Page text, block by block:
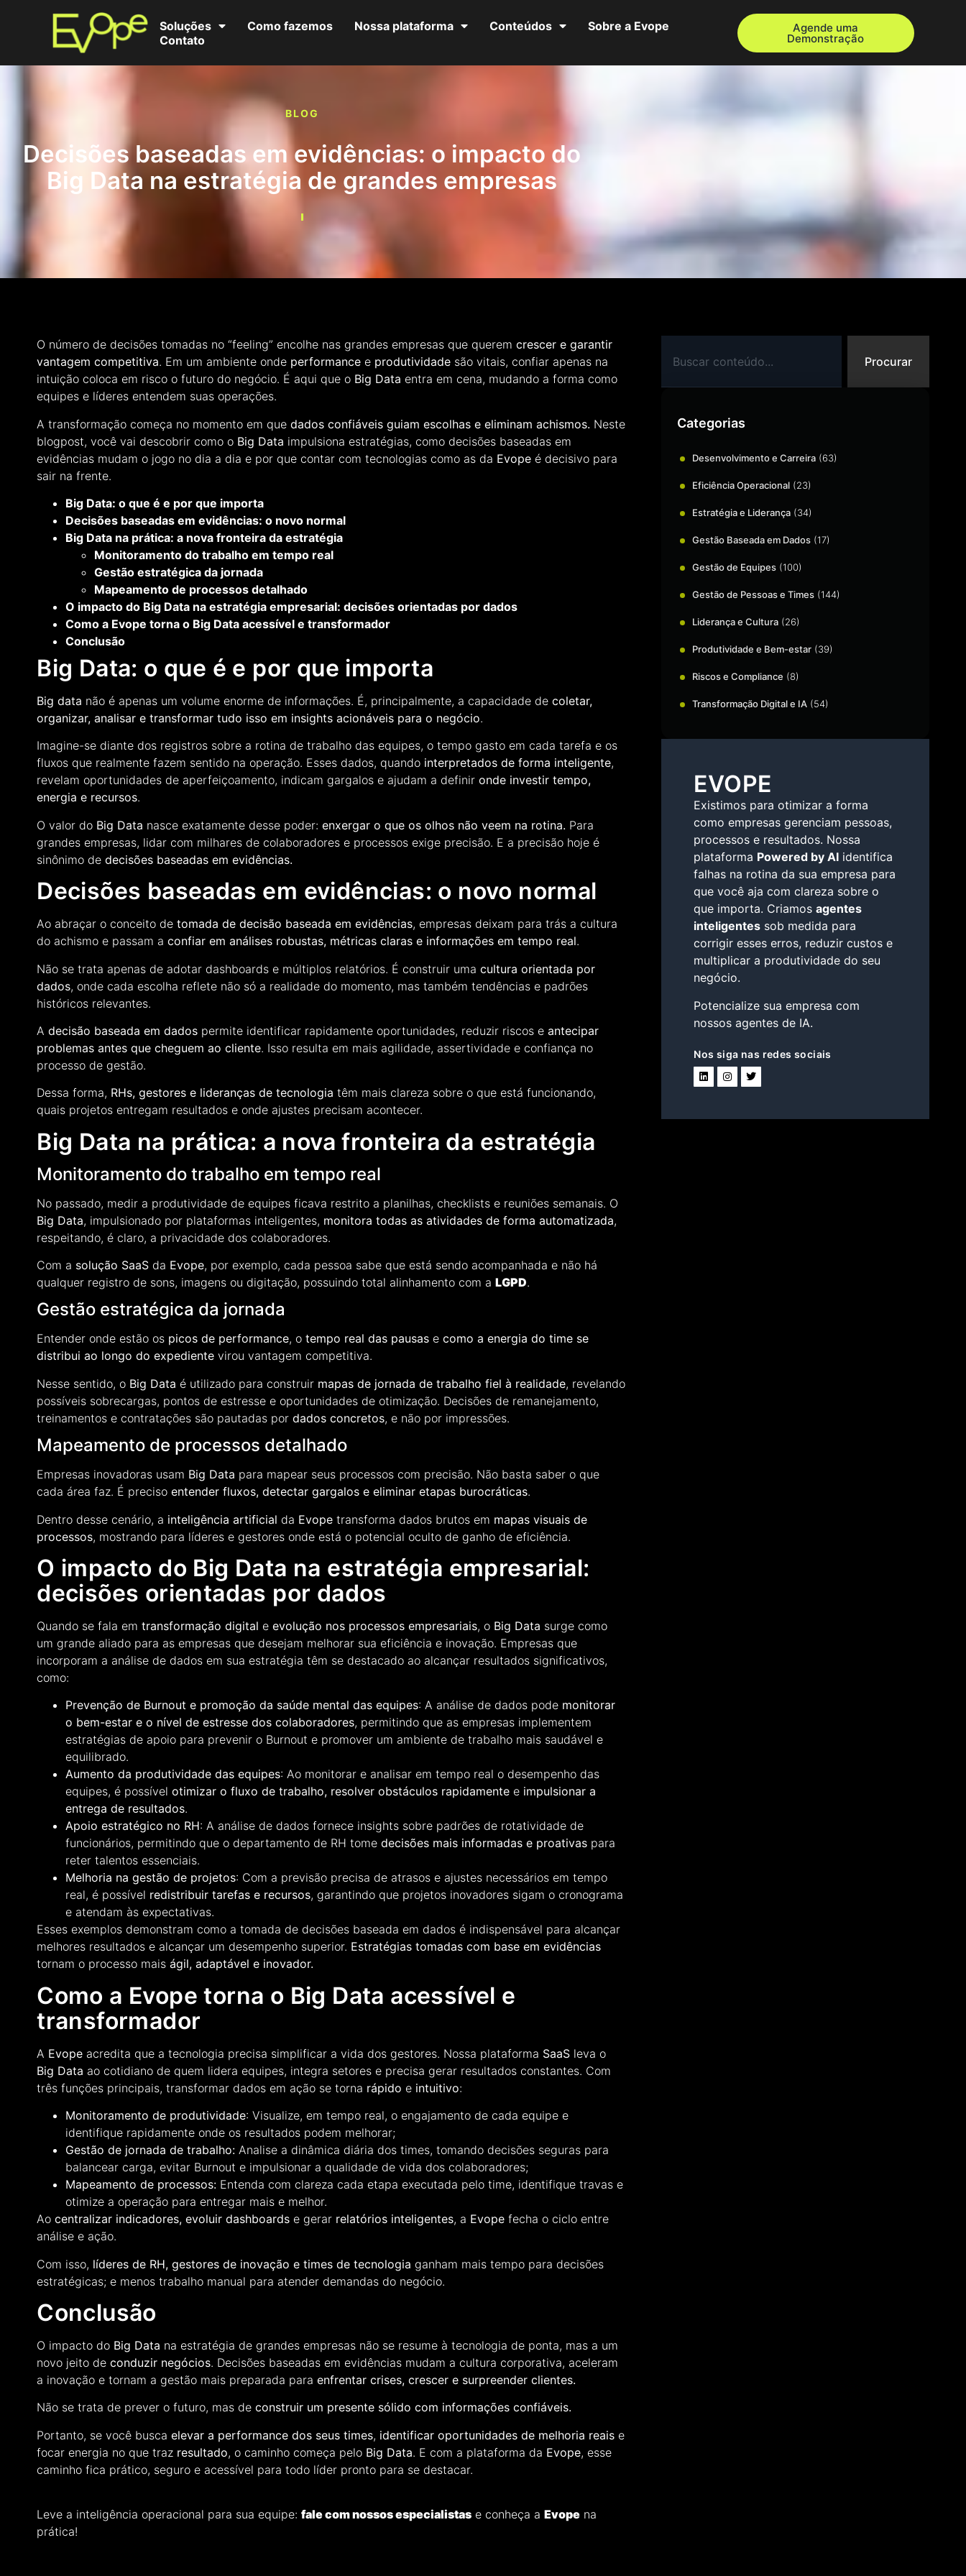
Soluções Como fazemos Nossa plataforma Conteúdos
Sobre a Evope
Contato
Agende uma
Demonstração
BLOG
Decisões baseadas em evidências: o impacto do
Big Data na estratégia de grandes empresas
O número de decisões tomadas no “feeling” encolhe nas grandes empresas que queremcrescer e garantir
vantagem competitiva. Em um ambiente onde performance e produtividade são vitais, confiar apenas na
intuição coloca em risco o futuro do negócio. É aqui que o Big Data entra em cena, mudando a forma como
equipes e líderes entendem suas operações.
A transformação começa no momento em quedados confiáveis guiam escolhas e eliminam achismos. Neste
blogpost, você vai descobrir como o Big Data impulsiona estratégias, como decisões baseadas em
evidências mudam o jogo no dia a dia e por que contar com tecnologias como as da Evope é decisivo para
sair na frente.
Big Data: o que é e por que importa
Decisões baseadas em evidências: o novo normal
Big Data na prática: a nova fronteira da estratégia
Monitoramento do trabalho em tempo real
Gestão estratégica da jornada
Mapeamento de processos detalhado
O impacto do Big Data na estratégia empresarial: decisões orientadas por dados
Como a Evope torna o Big Data acessível e transformador
Conclusão
Big Data: o que é e por que importa
Big data não é apenas um volume enorme de informações. É, principalmente, a capacidade decoletar,
organizar, analisar e transformar tudo isso em insights acionáveis para o negócio.
Imagine-se diante dos registros sobre a rotina de trabalho das equipes, o tempo gasto em cada tarefa e os
fluxos que realmente fazem sentido na operação. Esses dados, quando interpretados de forma inteligente,
revelam oportunidades de aperfeiçoamento, indicam gargalos e ajudam a definironde investir tempo,
energia e recursos.
O valor do Big Data nasce exatamente desse poder:enxergar o que os olhos não veem na rotina. Para
grandes empresas, lidar com milhares de colaboradores e processos exige precisão. E a precisão hoje é
sinônimo dedecisões baseadas em evidências.
Decisões baseadas em evidências: o novo normal
Ao abraçar o conceito detomada de decisão baseada em evidências, empresas deixam para trás a cultura
do achismo e passam aconfiar em análises robustas, métricas claras e informações em tempo real.
Não se trata apenas de adotar dashboards e múltiplos relatórios. É construir umacultura orientada por
dados, onde cada escolha reflete não só a realidade do momento, mas também tendências e padrões
históricos relevantes.
Adecisão baseada em dados permite identificar rapidamente oportunidades, reduzir riscos eantecipar
problemas antes que cheguem ao cliente. Isso resulta em mais agilidade, assertividade e confiança no
processo de gestão.
Dessa forma, RHs, gestores e lideranças de tecnologia têm mais clareza sobre o que está funcionando,
quais projetos entregam resultados e onde ajustes precisam acontecer.
Big Data na prática: a nova fronteira da estratégia
Monitoramento do trabalho em tempo real
No passado, medir a produtividade de equipes ficava restrito a planilhas, checklists e reuniões semanais. O
Big Data, impulsionado por plataformas inteligentes, monitora todas as atividades de forma automatizada,
respeitando, é claro, a privacidade dos colaboradores.
Com a solução SaaS da Evope, por exemplo, cada pessoa sabe que está sendo acompanhada e não há
qualquer registro de sons, imagens ou digitação, possuindo total alinhamento com aLGPD.
Gestão estratégica da jornada
Entender onde estão os picos de performance, otempo real das pausas ecomo a energia do time se
distribui ao longo do expedientevirou vantagem competitiva.
Nesse sentido, o Big Data é utilizado para construir mapas de jornada de trabalho fiel à realidade, revelando
possíveis sobrecargas, pontos de estresse e oportunidades de otimização. Decisões de remanejamento,
treinamentos e contratações são pautadas pordados concretos, e não por impressões.
Mapeamento de processos detalhado
Empresas inovadoras usam Big Data para mapear seus processos com precisão. Não basta saber o que
cada área faz. É precisoentender fluxos, detectar gargalos e eliminar etapas burocráticas.
Dentro desse cenário, a inteligência artificial da Evopetransforma dados brutos em mapas visuais de
processos, mostrando para líderes e gestores onde está o potencial oculto de ganho de eficiência.
O impacto do Big Data na estratégia empresarial:
decisões orientadas por dados
Quando se fala emtransformação digital eevolução nos processos empresariais, o Big Data surge como
um grande aliado para as empresas que desejam melhorar sua eficiência e inovação. Empresas que
incorporam a análise de dados em sua estratégia têm se destacado ao alcançar resultados significativos,
como:
Prevenção de Burnout e promoção da saúde mental das equipes: A análise de dados pode monitorar
o bem-estar e o nível de estresse dos colaboradores, permitindo que as empresas implementem
estratégias de apoio para prevenir o Burnout e promover um ambiente de trabalho mais saudável e
equilibrado.
Aumento da produtividade das equipes: Ao monitorar e analisar em tempo real o desempenho das
equipes, é possível otimizar o fluxo de trabalho, resolver obstáculos rapidamente e impulsionar a
entrega de resultados.
Apoio estratégico no RH: A análise de dados fornece insights sobre padrões de rotatividade de
funcionários, permitindo que o departamento de RH tome decisões mais informadas e proativas para
reter talentos essenciais.
Melhoria na gestão de projetos: Com a previsão precisa de atrasos e ajustes necessários em tempo
real, é possível redistribuir tarefas e recursos, garantindo que projetos inovadores sigam o cronograma
e atendam às expectativas.
Esses exemplos demonstram como a tomada de decisões baseada em dados é indispensável para alcançar
melhores resultados e alcançar um desempenho superior. Estratégias tomadas com base em evidências
tornam o processo maiságil, adaptável e inovador.
Como a Evope torna o Big Data acessível e
transformador
A Evope acredita que a tecnologia precisa simplificar a vida dos gestores. Nossa plataforma SaaS leva o
Big Data ao cotidiano de quem lidera equipes, integra setores e precisa gerar resultados constantes. Com
três funções principais, transformar dados em ação se torna rápido e intuitivo:
Monitoramento de produtividade: Visualize, em tempo real, o engajamento de cada equipe e
identifique rapidamente onde os resultados podem melhorar;
Gestão de jornada de trabalho:Analise a dinâmica diária dos times, tomando decisões seguras para
balancear carga, evitar Burnout e impulsionar a qualidade de vida dos colaboradores;
Mapeamento de processos: Entenda com clareza cada etapa executada pelo time, identifique travas e
otimize a operação para entregar mais e melhor.
Aocentralizar indicadores, evoluir dashboards e gerar relatórios inteligentes, a Evopefecha o ciclo entre
análise e ação.
Com isso, líderes de RH, gestores de inovação e times de tecnologia ganham mais tempo para decisões
estratégicas; e menos trabalho manual para atender demandas do negócio.
Conclusão
O impacto do Big Data na estratégia de grandes empresas não se resume à tecnologia de ponta, mas a um
novo jeito deconduzir negócios. Decisões baseadas em evidências mudam a cultura corporativa, aceleram
a inovação e tornam a gestão mais preparada paraenfrentar crises, crescer e surpreender clientes.
Não se trata de prever o futuro, mas deconstruir um presente sólido com informações confiáveis.
Portanto, se você buscaelevar a performance dos seus times, identificar oportunidades de melhoria reais e
focar energia no que traz resultado, o caminho começa pelo Big Data. E com a plataforma da Evope, esse
caminho fica prático, seguro e acessível para todo líder pronto para se destacar.
Leve a inteligência operacional para sua equipe:fale com nossos especialistas e conheça aEvope na
prática!
Procurar
Categorias
Desenvolvimento e Carreira (63)
Eficiência Operacional (23)
Estratégia e Liderança (34)
Gestão Baseada em Dados (17)
Gestão de Equipes (100)
Gestão de Pessoas e Times (144)
Liderança e Cultura (26)
Produtividade e Bem-estar (39)
Riscos e Compliance (8)
Transformação Digital e IA (54)
EVOPE
Existimos para otimizar a forma
como empresas gerenciam pessoas,
processos e resultados. Nossa
plataforma Powered by AI identifica
falhas na rotina da sua empresa para
que você aja com clareza sobre o
que importa. Criamosagentes
inteligentes sob medida para
corrigir esses erros, reduzir custos e
multiplicar a produtividade do seu
negócio.
Potencialize sua empresa com
nossos agentes de IA.
Nos siga nas redes sociais